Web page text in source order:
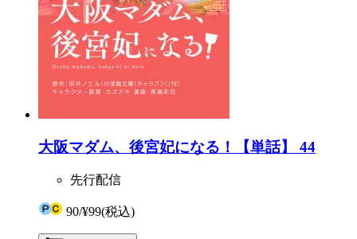
大阪マダム、後宮妃になる！【単話】 44
先行配信
90/¥99(税込)